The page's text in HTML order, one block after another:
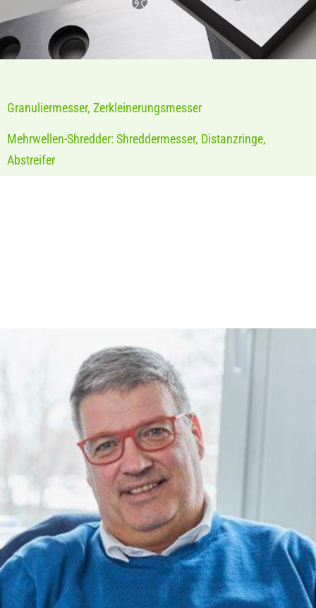
Granuliermesser, Zerkleinerungsmesser
Mehrwellen-Shredder: Shreddermesser, Distanzringe,
Abstreifer